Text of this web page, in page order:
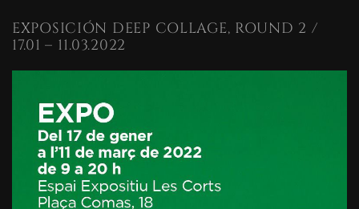
EXPOSICIÓN DEEP COLLAGE, ROUND 2 /
17.01 – 11.03.2022